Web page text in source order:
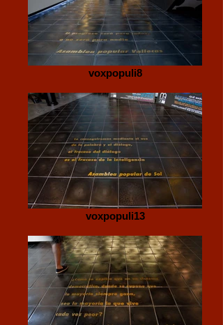
voxpopuli8
voxpopuli13